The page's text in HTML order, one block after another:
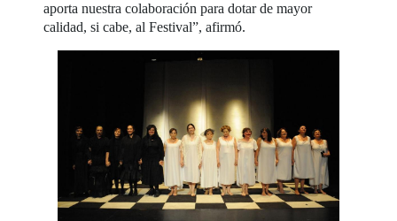
aporta nuestra colaboración para dotar de mayor
calidad, si cabe, al Festival”, afirmó.